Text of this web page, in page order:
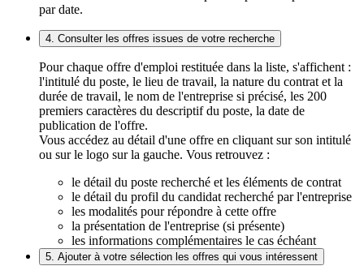
par date.
4. Consulter les offres issues de votre recherche
Pour chaque offre d'emploi restituée dans la liste, s'affichent :
l'intitulé du poste, le lieu de travail, la nature du contrat et la
durée de travail, le nom de l'entreprise si précisé, les 200
premiers caractères du descriptif du poste, la date de
publication de l'offre.
Vous accédez au détail d'une offre en cliquant sur son intitulé
ou sur le logo sur la gauche. Vous retrouvez :
le détail du poste recherché et les éléments de contrat
le détail du profil du candidat recherché par l'entreprise
les modalités pour répondre à cette offre
la présentation de l'entreprise (si présente)
les informations complémentaires le cas échéant
5. Ajouter à votre sélection les offres qui vous intéressent